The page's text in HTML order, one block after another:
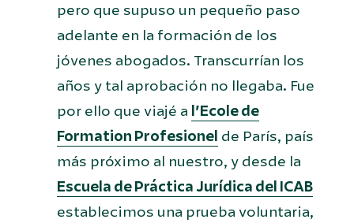
pero que supuso un pequeño paso
adelante en la formación de los
jóvenes abogados. Transcurrían los
años y tal aprobación no llegaba. Fue
por ello que viajé a l’Ecole de
Formation Profesionel de París, país
más próximo al nuestro, y desde la
Escuela de Práctica Jurídica del ICAB
establecimos una prueba voluntaria,